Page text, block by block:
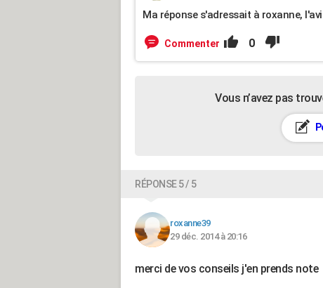
Ma réponse s'adressait à roxanne,
Commenter 0
Vous n’avez pas
RÉPONSE 5 / 5
roxanne39
29 déc. 2014 à 20:16
merci de vos conseils j'en prends note